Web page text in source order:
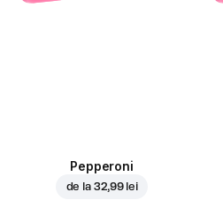
Pepperoni
de la 32,99 lei